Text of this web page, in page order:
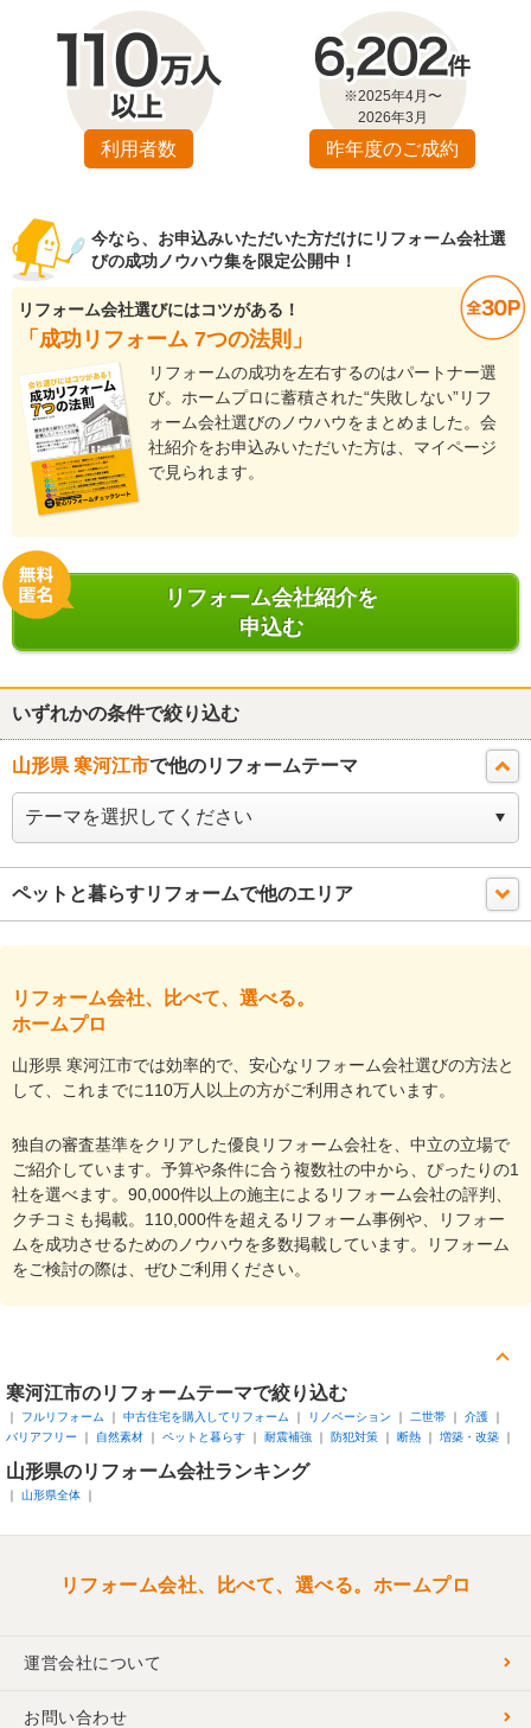
利用者数
※2025年4月〜
2026年3月
昨年度のご成約
今なら、お申込みいただいた方だけにリフォーム会社選
びの成功ノウハウ集を限定公開中！
リフォーム会社選びにはコツがある！
「成功リフォーム 7つの法則」
リフォームの成功を左右するのはパートナー選
び。ホームプロに蓄積された“失敗しない”リフ
ォーム会社選びのノウハウをまとめました。会
社紹介をお申込みいただいた方は、マイページ
で見られます。
リフォーム会社紹介を
申込む
いずれかの条件で絞り込む
山形県 寒河江市で他のリフォームテーマ
ペットと暮らすリフォームで他のエリア
リフォーム会社、比べて、選べる。
ホームプロ
山形県 寒河江市では効率的で、安心なリフォーム会社選びの方法と
して、これまでに110万人以上の方がご利用されています。
独自の審査基準をクリアした優良リフォーム会社を、中立の立場で
ご紹介しています。予算や条件に合う複数社の中から、ぴったりの1
社を選べます。90,000件以上の施主によるリフォーム会社の評判、
クチコミも掲載。110,000件を超えるリフォーム事例や、リフォー
ムを成功させるためのノウハウを多数掲載しています。リフォーム
をご検討の際は、ぜひご利用ください。
寒河江市のリフォームテーマで絞り込む
フルリフォーム 中古住宅を購入してリフォーム リノベーション 二世帯
介護
バリアフリー
自然素材 ペットと暮らす 耐震補強 防犯対策 断熱 増築・改築
山形県のリフォーム会社ランキング
山形県全体
リフォーム会社、比べて、選べる。ホームプロ
運営会社について
お問い合わせ